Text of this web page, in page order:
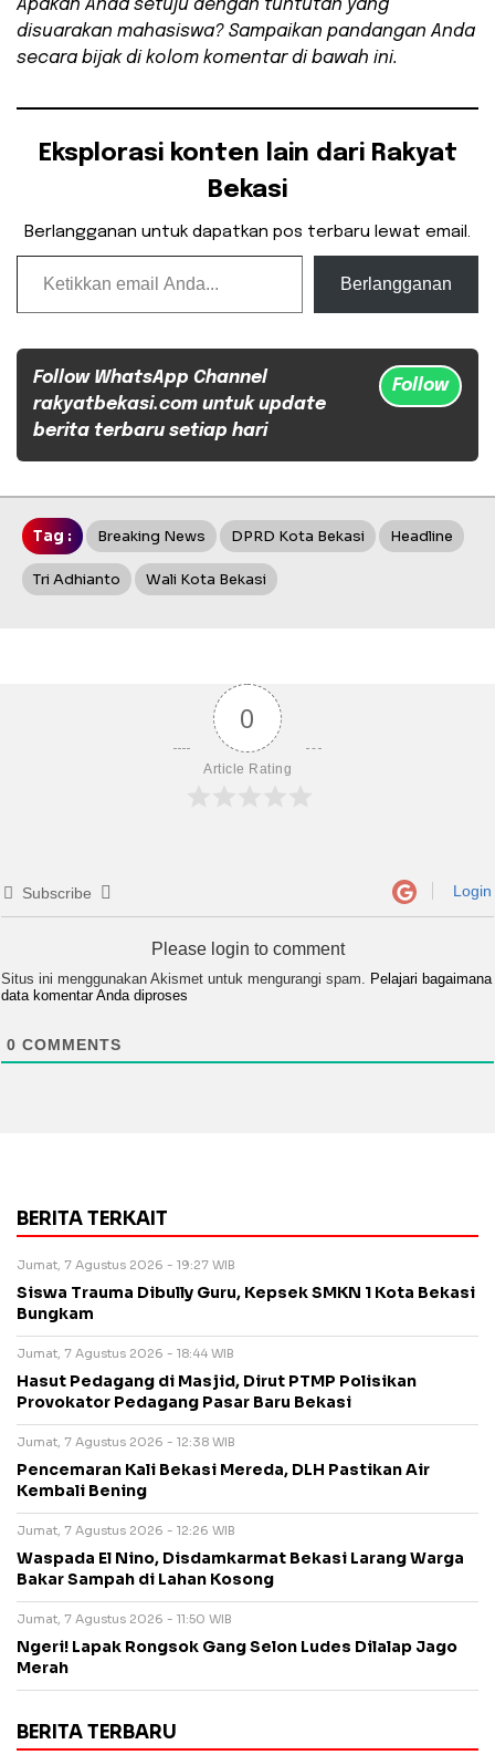
Apakah Anda setuju dengan tuntutan yang
disuarakan mahasiswa? Sampaikan pandangan Anda
secara bijak di kolom komentar di bawah ini.
Eksplorasi konten lain dari Rakyat
Bekasi
Berlangganan untuk dapatkan pos terbaru lewat email.
Ketikkan email Anda...
Berlangganan
Follow WhatsApp Channel
rakyatbekasi.com untuk update
berita terbaru setiap hari
Follow
Tag : Breaking News DPRD Kota Bekasi Headline
Tri Adhianto Wali Kota Bekasi
0
Article Rating
Subscribe Login
Please login to comment
Situs ini menggunakan Akismet untuk mengurangi spam. Pelajari bagaimana
data komentar Anda diproses
0 COMMENTS
BERITA TERKAIT
Jumat, 7 Agustus 2026 - 19:27 WIB
Siswa Trauma Dibully Guru, Kepsek SMKN 1 Kota Bekasi
Bungkam
Jumat, 7 Agustus 2026 - 18:44 WIB
Hasut Pedagang di Masjid, Dirut PTMP Polisikan
Provokator Pedagang Pasar Baru Bekasi
Jumat, 7 Agustus 2026 - 12:38 WIB
Pencemaran Kali Bekasi Mereda, DLH Pastikan Air
Kembali Bening
Jumat, 7 Agustus 2026 - 12:26 WIB
Waspada El Nino, Disdamkarmat Bekasi Larang Warga
Bakar Sampah di Lahan Kosong
Jumat, 7 Agustus 2026 - 11:50 WIB
Ngeri! Lapak Rongsok Gang Selon Ludes Dilalap Jago
Merah
BERITA TERBARU